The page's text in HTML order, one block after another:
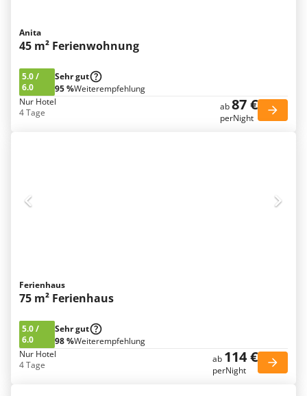
Anita
45 m² Ferienwohnung
5.0/
6.0
Sehr gut
95 %Weiterempfehlung
Nur Hotel
4 Tage
ab87 €
perNight
Ferienhaus
75 m² Ferienhaus
5.0/
6.0
Sehr gut
98 %Weiterempfehlung
Nur Hotel
4 Tage
ab 114 €
perNight